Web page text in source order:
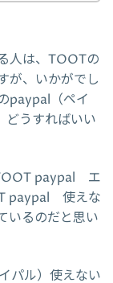
人は、TOOTの
が、いかがでし
paypal（ペイ
どうすればいい
paypal エ
paypal 使えな
いるのだと思い
パル）使えない